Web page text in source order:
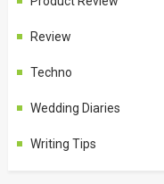
Review
Techno
Wedding Diaries
Writing Tips